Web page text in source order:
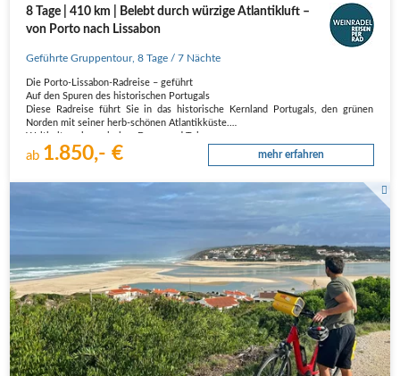
8 Tage | 410 km | Belebt durch würzige Atlantikluft –
von Porto nach Lissabon
Geführte Gruppentour,8 Tage / 7 Nächte
Die Porto-Lissabon-Radreise – geführt
Auf den Spuren des historischen Portugals
Diese Radreise führt Sie in das historische Kernland Portugals, den grünen
Norden mit seiner herb-schönen Atlantikküste.
Die Altstädte von Porto und Lissabon standen kurz vor dem…
ab 1.850,- € mehr erfahren